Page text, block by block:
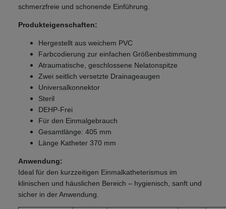
schmerzfreie und schonende Einführung.
Produkteigenschaften:
Hergestellt aus weichem PVC
Farbcodierung zur einfachen Größenbestimmung
Atraumatische, geschlossene Nelatonspitze
Zwei seitlich versetzte Drainageaugen
Universalkonnektor
Steril
DEHP-Frei
Für den Einmalgebrauch
Gesamtlänge: 405 mm
Länge Katheter 370 mm
Anwendung:
Ideal für den kurzzeitigen Einmalkatheterismus im
klinischen und häuslichen Bereich – hygienisch, sanft und
sicher in der Anwendung.